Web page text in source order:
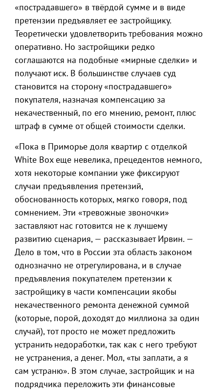
«пострадавшего» в твёрдой сумме и в виде
претензии предъявляет ее застройщику.
Теоретически удовлетворить требования можно
оперативно. Но застройщики редко
соглашаются на подобные «мирные сделки» и
получают иск. В большинстве случаев суд
становится на сторону «пострадавшего»
покупателя, назначая компенсацию за
некачественный, по его мнению, ремонт, плюс
штраф в сумме от общей стоимости сделки.
«Пока в Приморье доля квартир с отделкой
White Box еще невелика, прецедентов немного,
хотя некоторые компании уже фиксируют
случаи предъявления претензий,
обоснованность которых, мягко говоря, под
сомнением. Эти «тревожные звоночки»
заставляют нас готовится не к лучшему
развитию сценария, — рассказывает Ирвин. —
Дело в том, что в России эта область законом
однозначно не отрегулирована, и в случае
предъявления покупателем претензии к
застройщику в части компенсации якобы
некачественного ремонта денежной суммой
(которые, порой, доходят до миллиона за один
случай), тот просто не может предложить
устранить недоработки, так как с него требуют
не устранения, а денег. Мол, «ты заплати, а я
сам устраню». В этом случае, застройщик и на
подрядчика переложить эти финансовые